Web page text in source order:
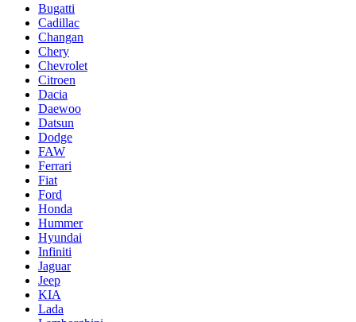
Bugatti
Cadillac
Changan
Chery
Chevrolet
Citroen
Dacia
Daewoo
Datsun
Dodge
FAW
Ferrari
Fiat
Ford
Honda
Hummer
Hyundai
Infiniti
Jaguar
Jeep
KIA
Lada